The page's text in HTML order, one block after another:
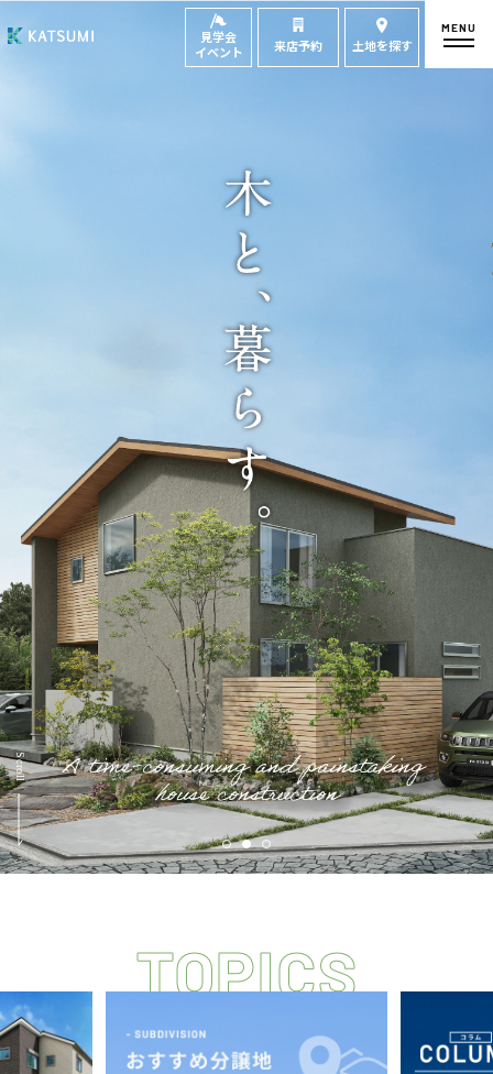
見学会・
イベント来場予約
物件検索
会員登録
分譲モデルハウス
おすすめ分譲地
手間ひまかけた家づくり
KATSUMIの標準仕様 和暮-なごみ-
素材とデザイン
断熱・気密性能と快適性
長期優良住宅
見学会
イベント
来店予約 土地を探す
MENU
TOPICS